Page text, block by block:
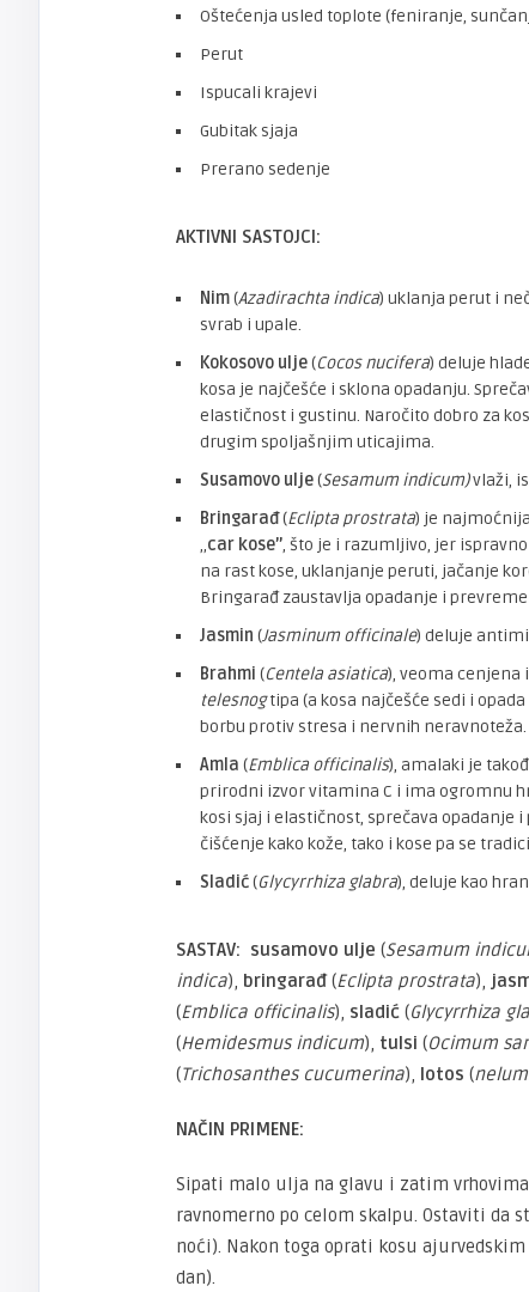
Oštećenja usled toplote (feniranje,
Perut
Ispucali krajevi
Gubitak sjaja
Prerano sedenje
AKTIVNI SASTOJCI:
Nim(Azadirachta indica) uklanja perut i
svrab i upale.
Kokosovo ulje(Cocos nucifera) deluje
kosa je najčešće i sklona opadanju.
elastičnost i gustinu. Naročito dobro za
drugim spoljašnjim uticajima.
Susamovo ulje(Sesamum indicum)vlaži,
Bringarađ(Eclipta prostrata) je
,,car kose’’, što je i razumljivo, jer
na rast kose, uklanjanje peruti, jačanje
Bringarađ zaustavlja opadanje i
Jasmin (Jasminum officinale) deluje
Brahmi (Centela asiatica), veoma cenjena
telesnogtipa (a kosa najčešće sedi i opada
borbu protiv stresa i nervnih neravnoteža.
Amla (Emblica officinalis), amalaki je
prirodni izvor vitamina C i ima ogromnu
kosi sjaj i elastičnost, sprečava opadanje
čišćenje kako kože, tako i kose pa se
Sladić(Glycyrrhiza glabra), deluje kao
SASTAV: susamovo ulje (Sesamum
indica), bringarađ(Eclipta prostrata),
(Emblica officinalis), sladić (Glycyrrhiza
(Hemidesmus indicum), tulsi (Ocimum
(Trichosanthes cucumerina), lotos (
NAČIN PRIMENE:
Sipati malo ulja na glavu i zatim
ravnomerno po celom skalpu. Ostaviti da
noći). Nakon toga oprati kosu
dan).